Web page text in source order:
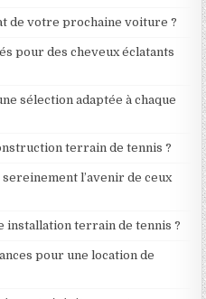
de votre prochaine voiture ?
pour des cheveux éclatants
sélection adaptée à chaque
terrain de tennis ?
l’avenir de ceux
installation terrain de tennis ?
pour une location de